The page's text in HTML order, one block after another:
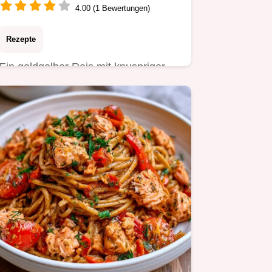
4.00 (1 Bewertungen)
Rezepte
goldgelber Reis mit knuspriger
macht diese Vegane
zum Highlight.